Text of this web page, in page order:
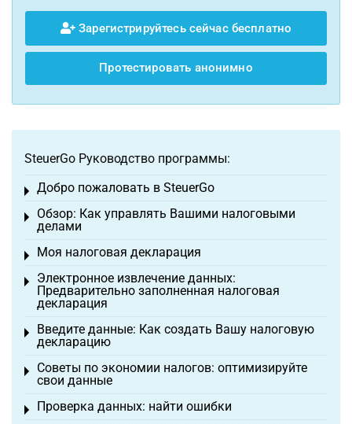
Зарегистрируйтесь сейчас бесплатно
Протестировать анонимно
SteuerGo Руководство программы:
Добро пожаловать в SteuerGo
Toggle menu
Обзор: Как управлять Вашими налоговыми
делами
Toggle menu
Моя налоговая декларация
Toggle menu
Электронное извлечение данных:
Предварительно заполненная налоговая
декларация
Toggle menu
Введите данные: Как создать Вашу налоговую
декларацию
Toggle menu
Советы по экономии налогов: оптимизируйте
свои данные
Toggle menu
Проверка данных: найти ошибки
Toggle menu